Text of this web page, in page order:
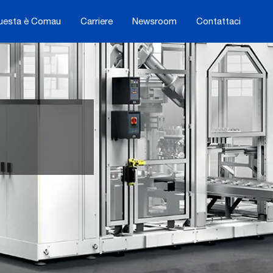
è Comau Carriere Newsroom Contattaci